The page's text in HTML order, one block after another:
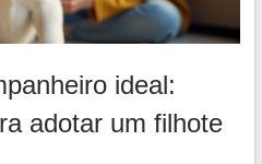
ideal:
adotar um filhote